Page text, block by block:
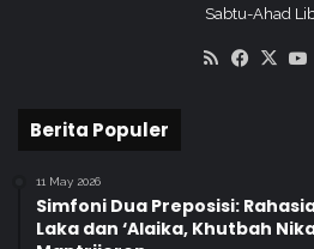
Sabtu-Ahad
RSS X
Berita Populer
11 May 2026
Simfoni Dua Preposisi:
Laka dan ‘Alaika, Khutbah